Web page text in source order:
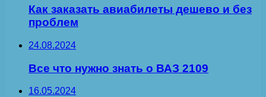
Как заказать авиабилеты дешево и без
проблем
24.08.2024
Все что нужно знать о ВАЗ 2109
16.05.2024